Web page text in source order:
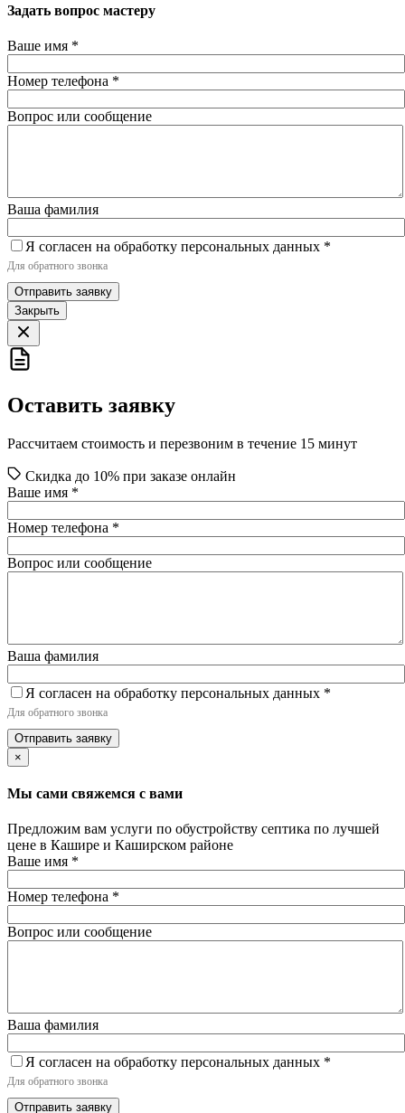
Задать вопрос мастеру
Ваше имя *
Номер телефона *
Вопрос или сообщение
Ваша фамилия
Я согласен на обработку персональных данных *
Для обратного звонка
Отправить заявку
Закрыть
Оставить заявку
Рассчитаем стоимость и перезвоним в течение 15 минут
Скидка до 10% при заказе онлайн
Ваше имя *
Номер телефона *
Вопрос или сообщение
Ваша фамилия
Я согласен на обработку персональных данных *
Для обратного звонка
Отправить заявку
×
Мы сами свяжемся с вами
Предложим вам услуги по обустройству септика по лучшей
цене в Кашире и Каширском районе
Ваше имя *
Номер телефона *
Вопрос или сообщение
Ваша фамилия
Я согласен на обработку персональных данных *
Для обратного звонка
Отправить заявку